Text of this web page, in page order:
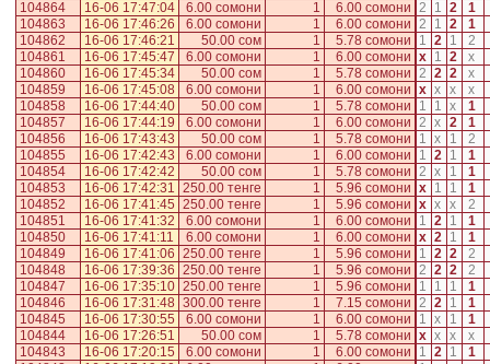
104864
16-06 17:47:04 6.00 сомони 1 6.00 сомони 2 1 2 1
104863
16-06 17:46:26 6.00 сомони 1 6.00 сомони 2 1 2 1
104862
16-06 17:46:21 50.00 сом 1 5.78 сомони 1 2 1
2
104861
16-06 17:45:47 6.00 сомони 1 6.00 сомони x 1 2 x
104860
16-06 17:45:34 50.00 сом 1 5.78 сомони 2 2 2 x
104859
16-06 17:45:08 6.00 сомони 1 6.00 сомони x x x
x
104858
16-06 17:44:40 50.00 сом 1 5.78 сомони 1 1 x
1
104857
16-06 17:44:19 6.00 сомони 1 6.00 сомони 2 x 2
1
104856
16-06 17:43:43 50.00 сом 1 5.78 сомони 1 x 1 2
104855
16-06 17:42:43 6.00 сомони 1 6.00 сомони 1 2 1 1
104854
16-06 17:42:42 50.00 сом 1 5.78 сомони 2 x 1 1
104853
16-06 17:42:31 250.00 тенге 1 5.96 сомони x 1 1 1
104852
16-06 17:41:45 250.00 тенге 1 5.96 сомони x x x 2
104851
16-06 17:41:32 6.00 сомони 1 6.00 сомони 1 2 1 1
104850
16-06 17:41:11 6.00 сомони 1 6.00 сомони x 2 1
1
104849
16-06 17:41:06 250.00 тенге 1 5.96 сомони 1 2 2 2
104848
16-06 17:39:36 250.00 тенге 1 5.96 сомони 2 2 2 2
104847
16-06 17:35:10 250.00 тенге 1 5.96 сомони 1 1 1
1
104846
16-06 17:31:48 300.00 тенге 1 7.15 сомони 2 2 1 1
104845
16-06 17:30:55 6.00 сомони 1 6.00 сомони 1 x 1 1
104844
16-06 17:26:51 50.00 сом 1 5.78 сомони x x x x
104843
16-06 17:20:15 6.00 сомони 1 6.00 сомони 1 2 1
1